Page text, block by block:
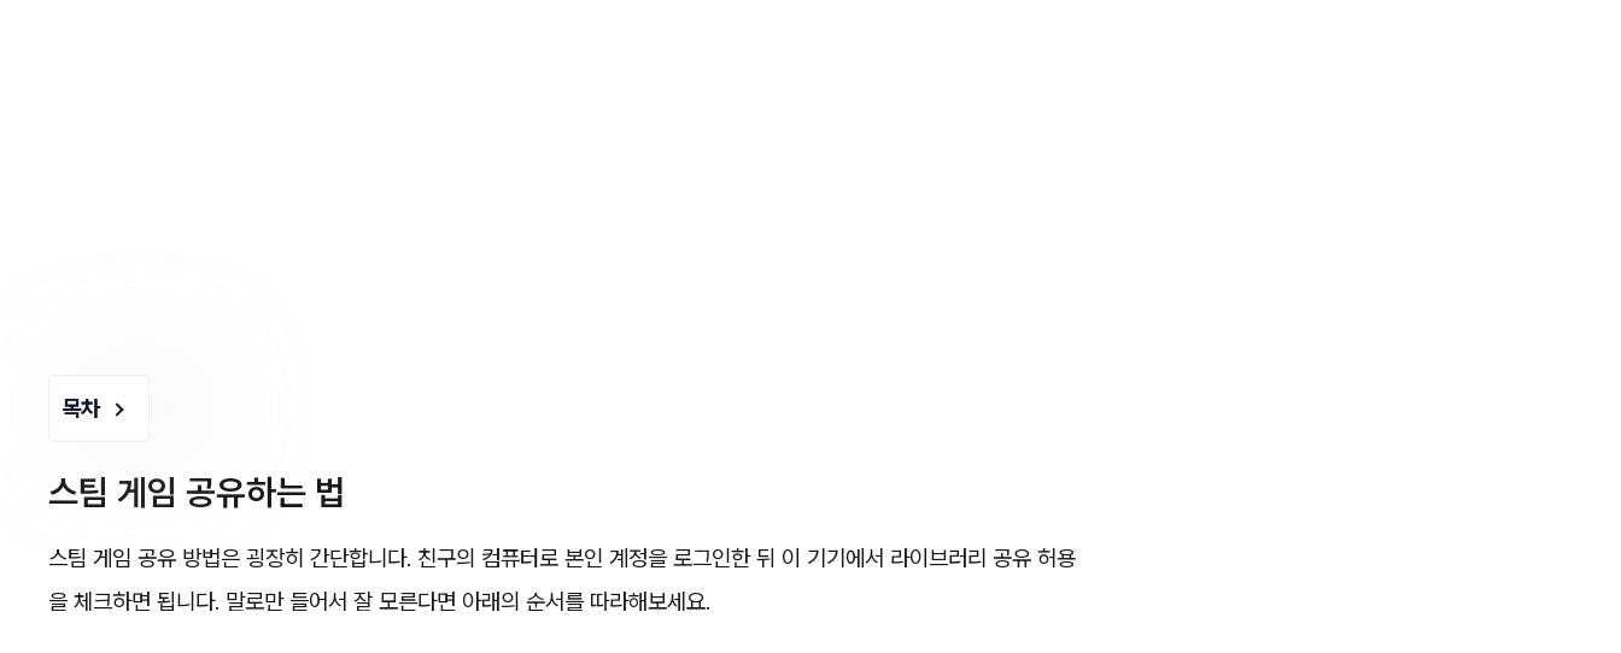
목차
스팀 게임 공유하는 법
스팀 게임 공유 방법은 굉장히 간단합니다. 친구의 컴퓨터로 본인 계정을 로그인한 뒤 이 기기에서 라이브러리 공유 허용
을 체크하면 됩니다. 말로만 들어서 잘 모른다면 아래의 순서를 따라해보세요.